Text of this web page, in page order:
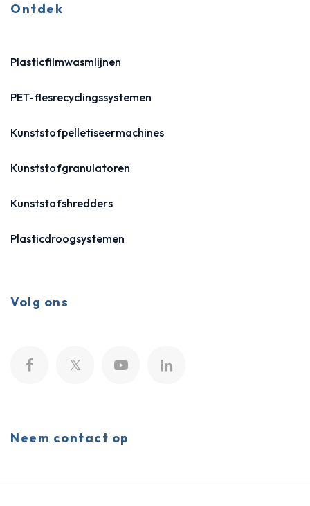
Ontdek
Plasticfilmwasmlijnen
PET-flesrecyclingssystemen
Kunststofpelletiseermachines
Kunststofgranulatoren
Kunststofshredders
Plasticdroogsystemen
Volg ons
Neem contact op